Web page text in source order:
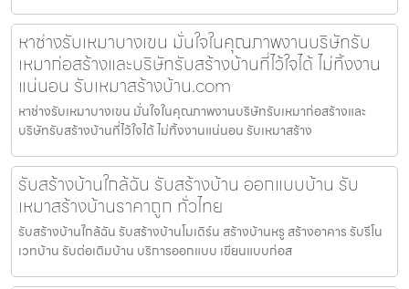
หาช่างรับเหมาบางเขน มั่นใจในคุณภาพงานบริษัทรับ
เหมาก่อสร้างและบริษัทรับสร้างบ้านที่ไว้ใจได้ ไม่ทิ้งงาน
แน่นอน รับเหมาสร้างบ้าน.com
หาช่างรับเหมาบางเขน มั่นใจในคุณภาพงานบริษัทรับเหมาก่อสร้างและ
บริษัทรับสร้างบ้านที่ไว้ใจได้ ไม่ทิ้งงานแน่นอน รับเหมาสร้าง
รับสร้างบ้านใกล้ฉัน รับสร้างบ้าน ออกแบบบ้าน รับ
เหมาสร้างบ้านราคาถูก ทั่วไทย
รับสร้างบ้านใกล้ฉัน รับสร้างบ้านโมเดิร์น สร้างบ้านหรู สร้างอาคาร รับรีโน
เวทบ้าน รับต่อเติมบ้าน บริการออกแบบ เขียนแบบก่อส